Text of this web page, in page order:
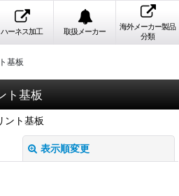
ハーネス加工 取扱メーカー
海外メーカー製品
分類
基板
ト基板
ント基板
表示順変更